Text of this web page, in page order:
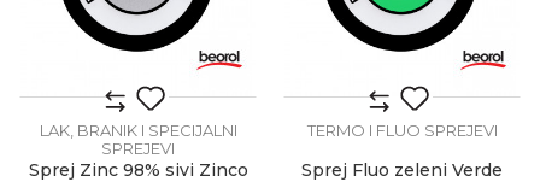
LAK, BRANIK I SPECIJALNI
SPREJEVI
Sprej Zinc 98% sivi Zinco
TERMO I FLUO SPREJEVI
Sprej Fluo zeleni Verde